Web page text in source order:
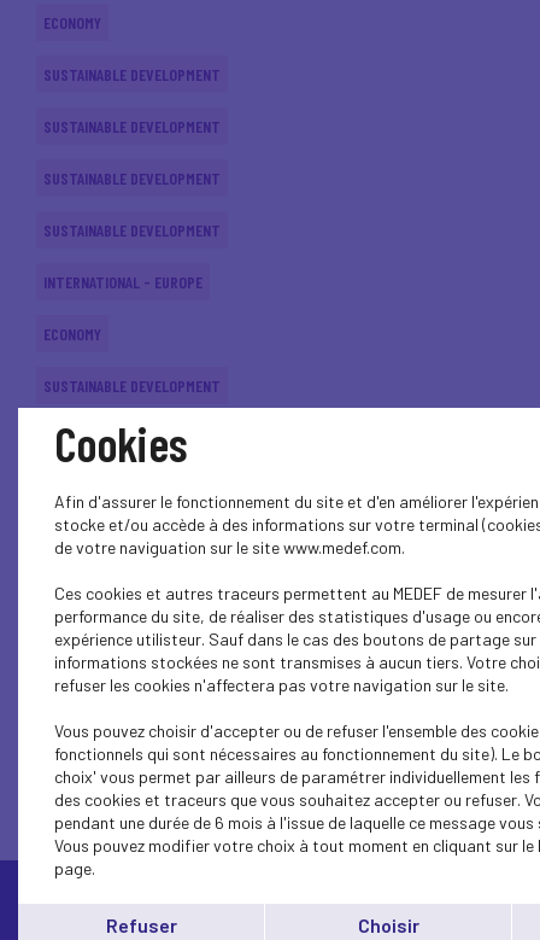
ECONOMY
SUSTAINABLE DEVELOPMENT
SUSTAINABLE DEVELOPMENT
SUSTAINABLE DEVELOPMENT
SUSTAINABLE DEVELOPMENT
INTERNATIONAL - EUROPE
ECONOMY
SUSTAINABLE DEVELOPMENT
SUSTAINABLE DEVELOPMENT
SUSTAINABLE DEVELOPMENT
SUSTAINABLE DEVELOPMENT
Cookies
Afin d'assurer le fonctionnement du site et d'en améliorer
stocke et/ou accède à des informations sur votre terminal
de votre naviguation sur le site www.medef.com.
Ces cookies et autres traceurs permettent au MEDEF de mesurer
performance du site, de réaliser des statistiques d'usage ou
expérience utilisteur. Sauf dans le cas des boutons de partage
informations stockées ne sont transmises à aucun tiers. Votre
refuser les cookies n'affectera pas votre navigation sur le site.
Vous pouvez choisir d'accepter ou de refuser l'ensemble des
fonctionnels qui sont nécessaires au fonctionnement du site). Le
choix' vous permet par ailleurs de paramétrer individuellement
des cookies et traceurs que vous souhaitez accepter ou refuser.
pendant une durée de 6 mois à l'issue de laquelle ce message
Vous pouvez modifier votre choix à tout moment en cliquant sur le
page.
Refuser Choisir